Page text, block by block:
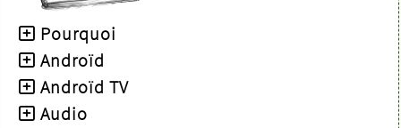
Pourquoi
Androïd
Androïd TV
Audio